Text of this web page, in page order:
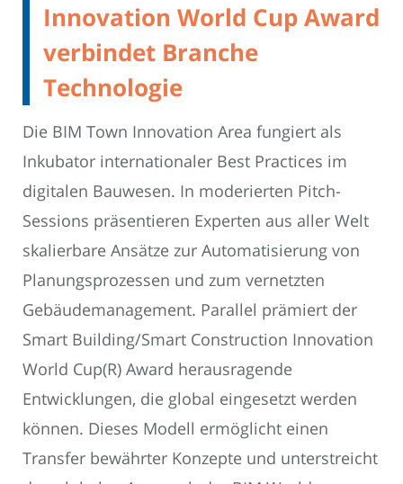
Innovation World Cup Award
verbindet Branche
Technologie
Die BIM Town Innovation Area fungiert als
Inkubator internationaler Best Practices im
digitalen Bauwesen. In moderierten Pitch-
Sessions präsentieren Experten aus aller Welt
skalierbare Ansätze zur Automatisierung von
Planungsprozessen und zum vernetzten
Gebäudemanagement. Parallel prämiert der
Smart Building/Smart Construction Innovation
World Cup(R) Award herausragende
Entwicklungen, die global eingesetzt werden
können. Dieses Modell ermöglicht einen
Transfer bewährter Konzepte und unterstreicht